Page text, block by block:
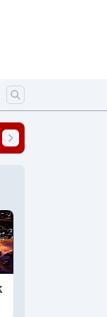
İçişleri